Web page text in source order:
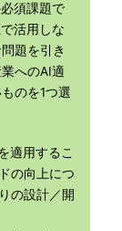
須課題で
活用しな
題を引き
へのAI適
のを1つ選
適用するこ
の向上につ
の設計／開